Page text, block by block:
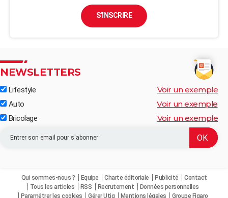
S'INSCRIRE
NEWSLETTERS
Lifestyle Voir un exemple
Auto Voir un exemple
Bricolage Voir un exemple
Qui sommes-nous ? Equipe Charte éditoriale Publicité
Contact
Tous les articles
RSS Recrutement
Données personnelles
Paramétrer les cookies
Gérer Utiq Mentions légales Groupe Figaro